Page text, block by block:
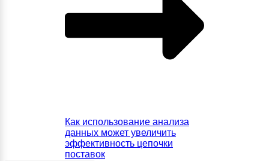
Как использование анализа
данных может увеличить
эффективность цепочки
поставок